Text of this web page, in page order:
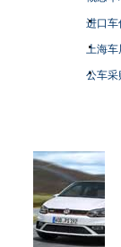
进口车
上海
公车采